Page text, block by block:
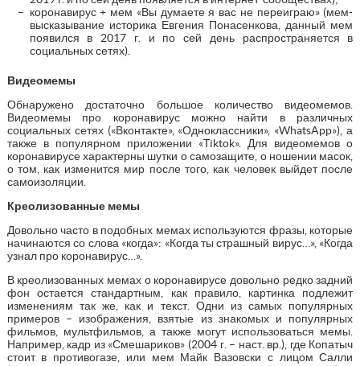
коронавирус + мем «Вы думаете я вас не переиграю» (мем-
высказывание историка Евгения Понасенкова, данный мем
появился в 2017 г. и по сей день распространяется в
социальных сетях).
Видеомемы
Обнаружено достаточно большое количество видеомемов.
Видеомемы про коронавирус можно найти в различных
социальных сетях («Вконтакте», «Одноклассники», «WhatsApp»), а
также в популярном приложении «Tiktok». Для видеомемов о
коронавирусе характерны шутки о самозащите, о ношении масок,
о том, как изменится мир после того, как человек выйдет после
самоизоляции.
Креолизованные мемы
Довольно часто в подобных мемах используются фразы, которые
начинаются со слова «когда»: «Когда ты страшный вирус…», «Когда
узнал про коронавирус…».
В креолизованных мемах о коронавирусе довольно редко задний
фон остается стандартным, как правило, картинка подлежит
изменениям так же, как и текст. Одни из самых популярных
примеров – изображения, взятые из знакомых и популярных
фильмов, мультфильмов, а также могут использоваться мемы.
Например, кадр из «Смешариков» (2004 г. – наст. вр.), где Копатыч
стоит в противогазе, или мем Майк Вазовски с лицом Салли